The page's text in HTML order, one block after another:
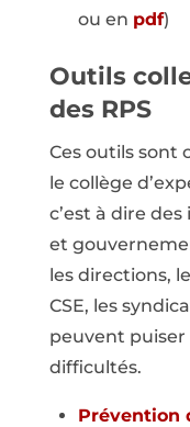
ou en pdf)
Outils
des RPS
Ces outils sont
le collège
c’est à dire
et
les directions,
CSE, les
peuvent puiser
difficultés.
Prévention